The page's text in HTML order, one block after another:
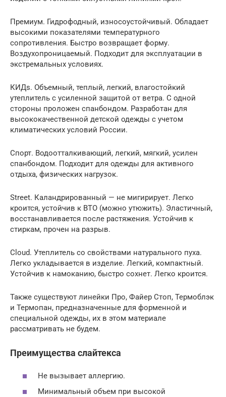
Премиум. Гидрофодный, износоустойчивый. Обладает
высокими показателями температурного
сопротивления. Быстро возвращает форму.
Воздухопроницаемый. Подходит для эксплуатации в
экстремальных условиях.
КИДs. Объемный, теплый, легкий, влагостойкий
утеплитель с усиленной защитой от ветра. С одной
стороны проложен спанбондом. Разработан для
высококачественной детской одежды с учетом
климатических условий России.
Спорт. Водоотталкивающий, легкий, мягкий, усилен
спанбондом. Подходит для одежды для активного
отдыха, физических нагрузок.
Street. Каландрированный — не мигирирует. Легко
кроится, устойчив к ВТО (можно утюжить). Эластичный,
восстанавливается после растяжения. Устойчив к
стиркам, прочен на разрыв.
Cloud. Утеплитель со свойствами натурального пуха.
Легко укладывается в изделие. Легкий, компактный.
Устойчив к намоканию, быстро сохнет. Легко кроится.
Также существуют линейки Про, Файер Стоп, Термоблэк
и Термопан, предназначенные для форменной и
специальной одежды, их в этом материале
рассматривать не будем.
Преимущества слайтекса
Не вызывает аллергию.
Минимальный объем при высокой